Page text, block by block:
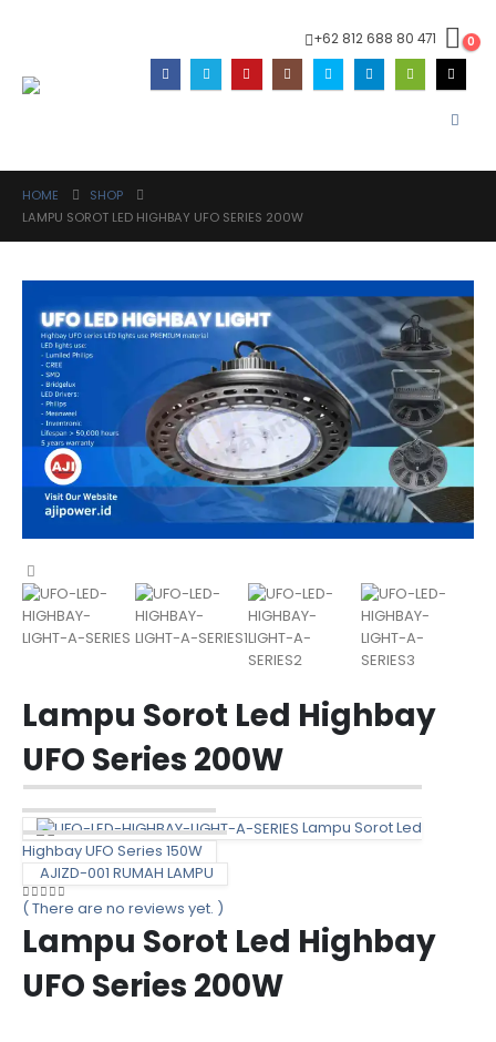
+62 812 688 80 471 0
HOME
SHOP
LAMPU SOROT LED HIGHBAY UFO SERIES 200W
Lampu Sorot Led Highbay
UFO Series 200W
Lampu Sorot Led
Highbay UFO Series 150W
AJIZD-001 RUMAH LAMPU
0 out of 5
( There are no reviews yet. )
Lampu Sorot Led Highbay
UFO Series 200W